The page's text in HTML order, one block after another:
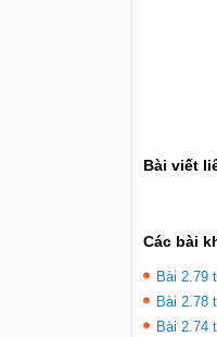
Bài viết
Các bài
Bài 2.79
Bài 2.78
Bài 2.74